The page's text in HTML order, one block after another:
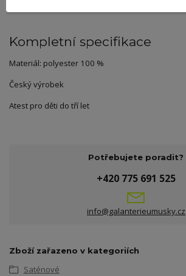
Kompletní specifikace
Materiál: polyester 100 %
Český výrobek
Atest pro děti do tří let
Potřebujete poradit?
+420 775 691 525
info@galanterieumusky.cz
Zboží zařazeno v kategoriích
Saténové